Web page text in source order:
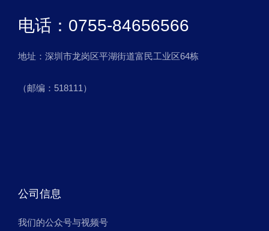
电话：0755-84656566
地址：深圳市龙岗区平湖街道富民工业区64栋
（邮编：518111）
公司信息
我们的公众号与视频号